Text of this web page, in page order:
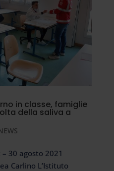
in classe, famiglie
della saliva a
30 agosto 2021
Carlino L’Istituto